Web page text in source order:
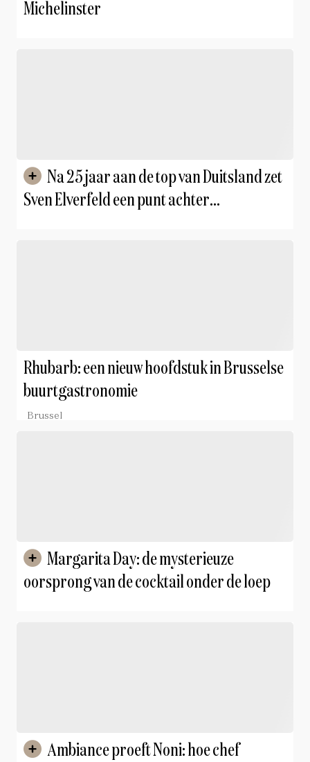
Michelinster
Sven Elverfeld een punt achter
Rhubarb: een nieuw hoofdstuk in Brusselse
buurtgastronomie
Brussel
oorsprong van de cocktail onder de loep